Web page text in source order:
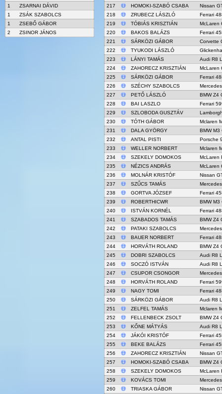
1
ZSARNAI DÁVID
1
ZSÁK SZABOLCS
1
ZSEBŐ GÁBOR
2
ZSINOR JÁNOS
217
HOMOKI-SZABÓ CSABA
Nissan
218
ZRUBECZ LÁSZLÓ
Ferrari
219
TÓBIÁS KRISZTIÁN
McLaren
220
BAKOS BALÁZS
Ferrari
221
SÁRKÖZI GÁBOR
Corvette
222
TYUKODI LÁSZLÓ
223
LÁNYI TAMÁS
Audi R8
224
ZAHORECZ KRISZTIÁN
McLaren
225
SÁRKÖZI GÁBOR
Ferrari
226
SZÉCHY SZABOLCS
227
PETŐ LÁSZLÓ
BMW Z4
228
BAI LASZLO
Ferrari
229
SZLOBODA GUSZTÁV
230
TÓTH GÁBOR
Mclaren
231
DALA GYÖRGY
BMW M3
232
ANTAL PISTI
Porsche
233
WELLER NORBERT
Mclaren
234
SZEKELY DOMOKOS
McLaren
235
NÉZICS ANDRÁS
McLaren
236
MOLNÁR KRISTÓF
Nissan
237
SZŰCS TAMÁS
238
GORTVA JÓZSEF
Ferrari
239
ROBERTHICWR
BMW M3
240
ISTVÁN KORNÉL
Ferrari
241
SZABADOS TAMÁS
BMW Z4
242
PATAKI SZABOLCS
243
BAUER NORBERT
Ferrari
244
HORVÁTH ROLAND
BMW Z4
245
DOBRI SZABOLCS
Audi R8
246
SOCZÓ ISTVÁN
Audi R8
247
CSUPOR CSONGOR
248
HORVÁTH ROLAND
Ferrari
249
NAGY TOMI
Ferrari
250
SÁRKÖZI GÁBOR
Audi R8
251
ZELFEL TAMÁS
Mclaren
252
FELLENBECK ZSOLT
BMW Z4
253
KŐNE MÁTYÁS
Audi R8
254
JÁKÓI KRISTÓF
Ferrari
255
BEKE BALÁZS
Ferrari
256
ZAHORECZ KRISZTIÁN
Nissan
257
HOMOKI-SZABÓ CSABA
BMW Z4
258
SZEKELY DOMOKOS
McLaren
259
KOVÁCS TOMI
260
TRIASKA GÁBOR
Nissan